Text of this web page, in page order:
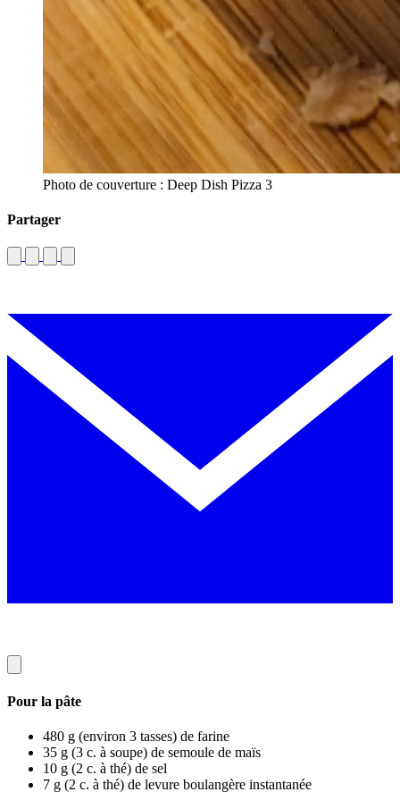
Photo de couverture : Deep Dish Pizza 3
Partager
Pour la pâte
480 g (environ 3 tasses) de farine
35 g (3 c. à soupe) de semoule de maïs
10 g (2 c. à thé) de sel
7 g (2 c. à thé) de levure boulangère instantanée